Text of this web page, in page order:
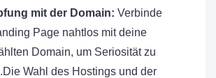
mit der Domain: Verbinde
Page nahtlos mit deine
Domain, um Seriosität zu
Wahl des Hostings und der